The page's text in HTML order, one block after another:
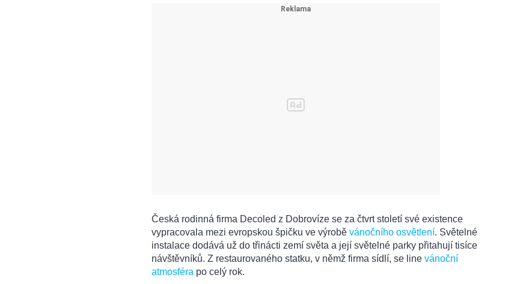
Česká rodinná firma Decoled z Dobrovíze se za čtvrt století své existence
vypracovala mezi evropskou špičku ve výrobě vánočního osvětlení. Světelné
instalace dodává už do třinácti zemí světa a její světelné parky přitahují tisíce
návštěvníků. Z restaurovaného statku, v němž firma sídlí, se line vánoční
atmosféra po celý rok.